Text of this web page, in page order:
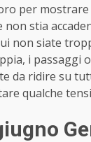
per
non stia
non siate
i passaggi
da ridire su
qualche